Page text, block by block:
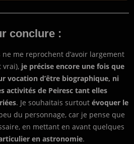
conclure :
me reprochent d’avoir largement
vrai), je précise encore une fois que
vocation d’être biographique, ni
activités de Peiresc tant elles
. Je souhaitais surtout évoquer le
du personnage, car je pense que
en mettant en avant quelques
en astronomie.